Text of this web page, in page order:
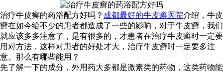
治疗牛皮癣的药浴配方好吗？ 成都最好的牛皮癣医院介绍，牛皮
癣在如今给不少的患者都造成了一些的影响，对于牛皮癣，我们
就应该多多注意了，是有很多的，才患者在治疗牛皮癣时一定要
用对方法，这样对患者的好处才大，治疗牛皮癣时一定要多注
意。那么有哪些能用？
先了解一下的成分，外用药大多都是激素类的药物，这类药物能